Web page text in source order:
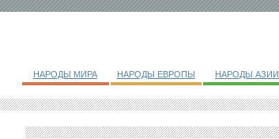
НАРОДЫ МИРА НАРОДЫ ЕВРОПЫ НАРОДЫ АЗИИ